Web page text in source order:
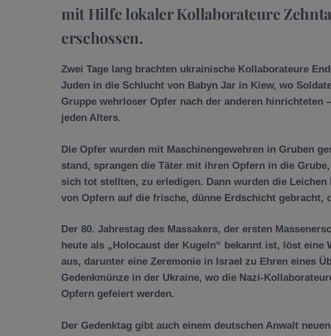
mit Hilfe lokaler Kollaborateure
erschossen.
Zwei Tage lang brachten ukrainische Kollaborateure
Juden in die Schlucht von Babyn Jar in Kiew, wo
Gruppe wehrloser Opfer nach der anderen hinrichteten
jeden Alters.
Die Opfer wurden mit Maschinengewehren in Gruben
stand, sprangen die Täter mit ihren Opfern in die
sich tot stellten, zu erledigen. Dann wurden die Leichen
von Opfern auf die frische, dünne Erdschicht gebracht,
Der 80. Jahrestag des Massakers, der ersten
heute als „Holocaust der Kugeln“ bekannt ist, löst eine
aus, darunter eine Zeremonie in Israel zu Ehren eines
Gedenkmünze in der Ukraine, wo die Nazi-
Opfern gefeiert werden.
Der Gedenktag gibt auch einem deutschen Anwalt